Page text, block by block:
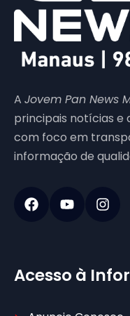
A Jovem Pan News
principais notícias e
com foco em
informação de
Acesso à